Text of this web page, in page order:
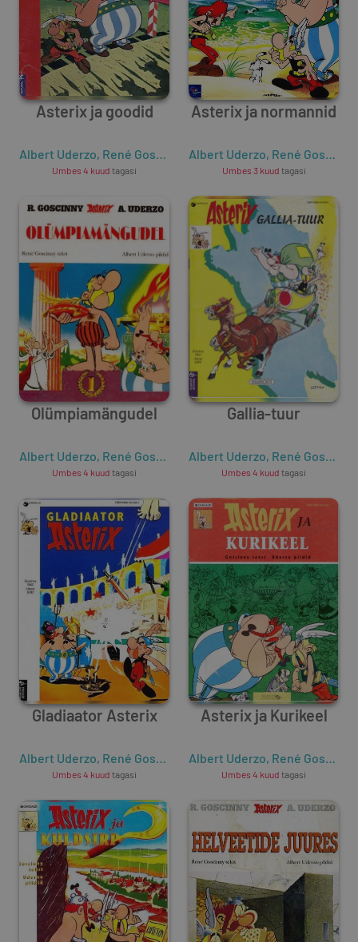
Asterix ja goodid
Albert Uderzo, René Goscinny
Umbes 4 kuud tagasi
Asterix ja normannid
Albert Uderzo, René Goscinny
Umbes 3 kuud tagasi
Olümpiamängudel
Albert Uderzo, René Goscinny
Umbes 4 kuud tagasi
Gallia-tuur
Albert Uderzo, René Goscinny
Umbes 4 kuud tagasi
Gladiaator Asterix
Albert Uderzo, René Goscinny
Umbes 4 kuud tagasi
Asterix ja Kurikeel
Albert Uderzo, René Goscinny
Umbes 4 kuud tagasi